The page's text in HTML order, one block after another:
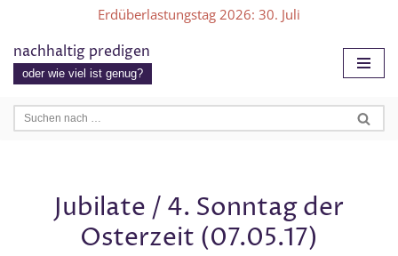
Zum
Inhalt
Erdüberlastungstag 2026: 30. Juli
nachhaltig predigen
oder wie viel ist genug?
Jubilate / 4. Sonntag der
Osterzeit (07.05.17)